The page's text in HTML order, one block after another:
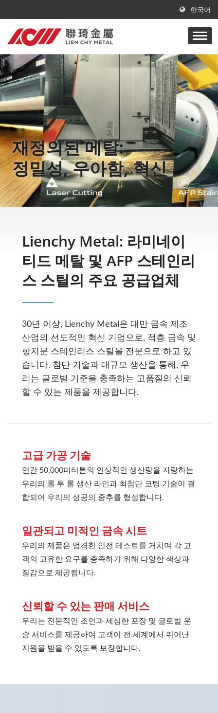
한국어
재정의된 메탈:
정밀성, 우아함, 혁신
Lienchy Metal: 라미네이
티드 메탈 및 AFP 스테인리
스 스틸의 주요 공급업체
30년 이상, Lienchy Metal은 대만 금속 제조
산업의 선도적인 혁신 기업으로, 적층 금속 및
항지문 스테인리스 스틸을 전문으로 하고 있
습니다. 첨단 기술과 대규모 생산을 통해, 우
리는 글로벌 기준을 충족하는 고품질의 신뢰
할 수 있는 제품을 제공합니다.
고급 가공 기술
연간 50,000미터톤의 인상적인 생산량을 자랑하는
우리의 롤 투 롤 생산 라인과 최첨단 코팅 기술이 결
합되어 우리의 성공의 중추를 형성합니다.
일관되고 미적인 금속 시트
우리의 제품은 엄격한 안전 테스트를 거치며 각 고
객의 고유한 요구를 충족하기 위해 다양한 색상과
질감으로 제공됩니다.
신뢰할 수 있는 판매 서비스
우리는 전문적인 조언과 세심한 포장 및 글로벌 운
송 서비스를 제공하여 고객이 전 세계에서 뛰어난
지원을 받을 수 있도록 보장합니다.